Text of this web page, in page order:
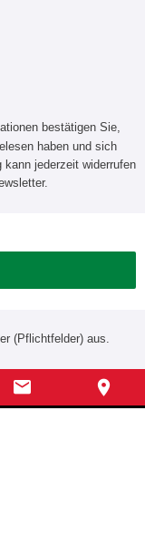
bestätigen Sie,
haben und sich
jederzeit widerrufen
(Pflichtfelder) aus.